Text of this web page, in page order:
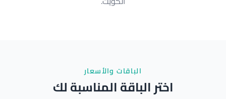
الباقات والأسعار
اختر الباقة المناسبة لك